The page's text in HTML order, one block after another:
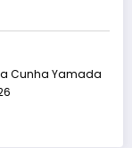
Cunha Yamada